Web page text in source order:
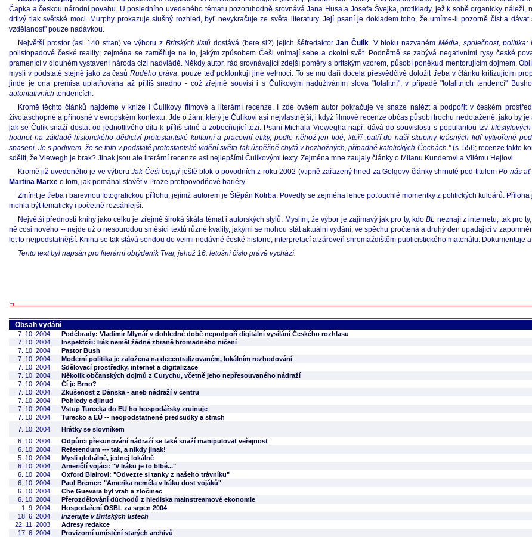
Čapka a českou národní povahu. U posledního uvedeného tématu pozoruhodně srovnává Jana Husa a Josefa Švejka, protiklady, jež k sobě organicky
drtivý tlak světské moci. Murphy prokazuje slušný rozhled, byť nevykračuje ze světa literatury. Její psaní je dokladem toho, že umíme-li pozorně číst a
vzdělanost" pouze nadávkou.
Největší prostor (asi 140 stran) ve výboru z Britských listů dostává (bere si?) jejich šéfredaktorJan Čulík. V bloku nazvaném Média, společnost, politika:
polistopadové české reality; zejména se zaměřuje na to, jakým způsobem Češi vnímají sebe a okolní svět. Podnětně se zabývá negativními rysy české
pramenící v dlouhém vystavení národa cizí nadvládě. Někdy autor, rád srovnávající zdejší poměry s britským vzorem, působí poněkud mentorujícím dojmem.
myslí v podstatě stejně jako za časůRudého práva, pouze teď poklonkují jiné velmoci. To se mu daří docela přesvědčivě doložit třeba v článku kritizujícím
jinde je ona premisa uplatňována až příliš snadno - což zřejmě souvisí i s Čulíkovým nadužíváním slova "totalitní"; v případě "totalitních tendencí"
autoritativních tendencích.
Kromě těchto článků najdeme v knize i Čulíkovy filmové a literární recenze. I zde ovšem autor pokračuje ve snaze nalézt a podpořit v českém
životaschopné a přínosné v evropském kontextu. Jde o žánr, který je Čulíkovi asi nejvlastnější, i když filmové recenze občas působí trochu nedotaženě, jako by
jak se Čulík snaží dostat od jednotlivého díla k příliš silné a zobecňující tezi. Psaní Michala Viewegha např. dává do souvislosti s popularitou tzv. lifestylových
hodnot na základě historického dědictví protestantské kulturní a pracovní etiky, podle něhož jen lidé, kteří ,patří do naší skupiny krásných lidí' vytvořené
spaseni. Je s podivem, že se toto v podstatě protestantské vidění světa tak úspěšně chytá v bezbožných, případně katolických Čechách."(s. 556; recenze takto
sdělit, že Viewegh je brak? Jinak jsou ale literární recenze asi nejlepšími Čulíkovými texty. Zejména mne zaujaly články o Milanu Kunderovi a Vilému Hejlovi.
Kromě již uvedeného je ve výboruJak Češi bojují ještě blok o povodních z roku 2002 (vtipně zařazený hned za Golgovy články shrnuté pod titulemPo nás
Martina Marxe o tom, jak pomáhal stavět v Praze protipovodňové bariéry.
Zmínit je třeba i barevnou fotografickou přílohu, jejímž autorem je Štěpán Kotrba. Povedly se zejména lehce poťouchlé momentky z politických kuloárů.
mohla být tematicky i početně rozsáhlejší.
Největší předností knihy jako celku je zřejmě široká škála témat i autorských stylů. Myslím, že výbor je zajímavý jak pro ty, kdoBL neznají z internetu, tak pro
ně cosi nového -- nejde už o nesourodou směsici textů různé kvality, jakými se mohou stát aktuální vydání, ve spěchu pročtená a druhý den upadající v
let to nejpodstatnější. Kniha se tak stává sondou do velmi nedávné české historie, interpretací a zároveň shromaždištěm publicistického materiálu. Dokumentuje
Tento text byl napsán pro literární obtýdeník Tvar, jehož 16. letošní číslo právě vychází.
Obsah vydání
7. 10. 2004 Poděbrady: Vladimír Mlynář v dohledné době nepodpoří digitální vysílání Českého rozhlasu
7. 10. 2004
Inspektoři: Irák neměl žádné zbraně hromadného ničení
7. 10. 2004
Pastor Bush
7. 10. 2004
Moderní politika je založena na decentralizovaném, lokálním rozhodování
7. 10. 2004
Sdělovací prostředky, internet a digitalizace
7. 10. 2004
Několik občanských dojmů z Curychu, včetně jeho nepřesouvaného nádraží
7. 10. 2004
Čí je Brno?
7. 10. 2004
Zkušenost z Dánska - aneb nádraží v centru
7. 10. 2004
Pohledy odjinud
7. 10. 2004
Vstup Turecka do EU ho hospodářsky zruinuje
7. 10. 2004
Turecko a EÚ -- neopodstatnené predsudky a strach
7. 10. 2004
Hrátky se slovníkem
6. 10. 2004
Odpůrci přesunování nádraží se také snaží manipulovat veřejnost
6. 10. 2004
Referendum --- tak, a nikdy jinak!
5. 10. 2004
Mysli globálně, jednej lokálně
6. 10. 2004
Američtí vojáci: "V Iráku je to blbé..."
6. 10. 2004
Oxford Blairovi: "Odvezte si tanky z našeho trávníku"
6. 10. 2004
Paul Bremer: "Amerika neměla v Iráku dost vojáků"
6. 10. 2004
Che Guevara byl vrah a zločinec
6. 10. 2004
Přerozdělování důchodů z hlediska mainstreamové ekonomie
1. 9. 2004
Hospodaření OSBL za srpen 2004
18. 6. 2004
Inzerujte v Britských listech
22. 11. 2003
Adresy redakce
17. 6. 2004
Provizorní umístění starých archivů